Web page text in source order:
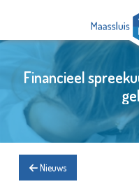
Financieel
Nieuws